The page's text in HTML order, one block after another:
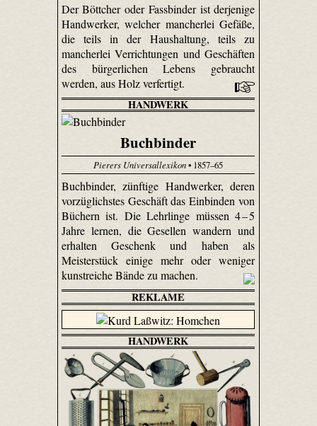
Der Böttcher oder Fassbinder ist derjenige
Handwerker, welcher mancherlei Gefäße,
die teils in der Haushaltung, teils zu
mancherlei Verrichtungen und Geschäften
des bürgerlichen Lebens gebraucht
werden, aus Holz verfertigt.
HANDWERK
Buchbinder
Pierers Universallexikon• 1857–65
Buchbinder, zünftige Handwerker, deren
vorzüg­lichstes Geschäft das Einbinden von
Büchern ist. Die Lehrlinge müssen 4 – 5
Jahre lernen, die Gesellen wandern und
erhalten Geschenk und haben als
Meisterstück einige mehr oder weniger
kunstreiche Bände zu machen.
REKLAME
HANDWERK